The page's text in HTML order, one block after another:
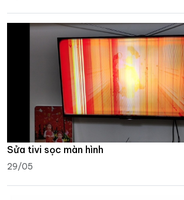
Sửa tivi sọc màn hình
29/05